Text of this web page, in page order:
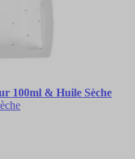
100ml & Huile Sèche